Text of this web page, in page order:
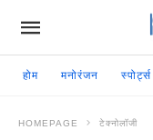
होम मनोरंजन स्पोर्ट्स
HOMEPAGE टेक्नोलॉजी